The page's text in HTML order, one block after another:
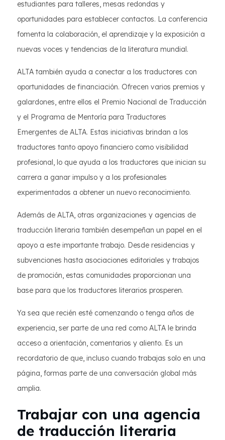
estudiantes para talleres, mesas redondas y
oportunidades para establecer contactos. La conferencia
fomenta la colaboración, el aprendizaje y la exposición a
nuevas voces y tendencias de la literatura mundial.
ALTA también ayuda a conectar a los traductores con
oportunidades de financiación. Ofrecen varios premios y
galardones, entre ellos el Premio Nacional de Traducción
y el Programa de Mentoría para Traductores
Emergentes de ALTA. Estas iniciativas brindan a los
traductores tanto apoyo financiero como visibilidad
profesional, lo que ayuda a los traductores que inician su
carrera a ganar impulso y a los profesionales
experimentados a obtener un nuevo reconocimiento.
Además de ALTA, otras organizaciones y agencias de
traducción literaria también desempeñan un papel en el
apoyo a este importante trabajo. Desde residencias y
subvenciones hasta asociaciones editoriales y trabajos
de promoción, estas comunidades proporcionan una
base para que los traductores literarios prosperen.
Ya sea que recién esté comenzando o tenga años de
experiencia, ser parte de una red como ALTA le brinda
acceso a orientación, comentarios y aliento. Es un
recordatorio de que, incluso cuando trabajas solo en una
página, formas parte de una conversación global más
amplia.
Trabajar con una agencia
de traducción literaria